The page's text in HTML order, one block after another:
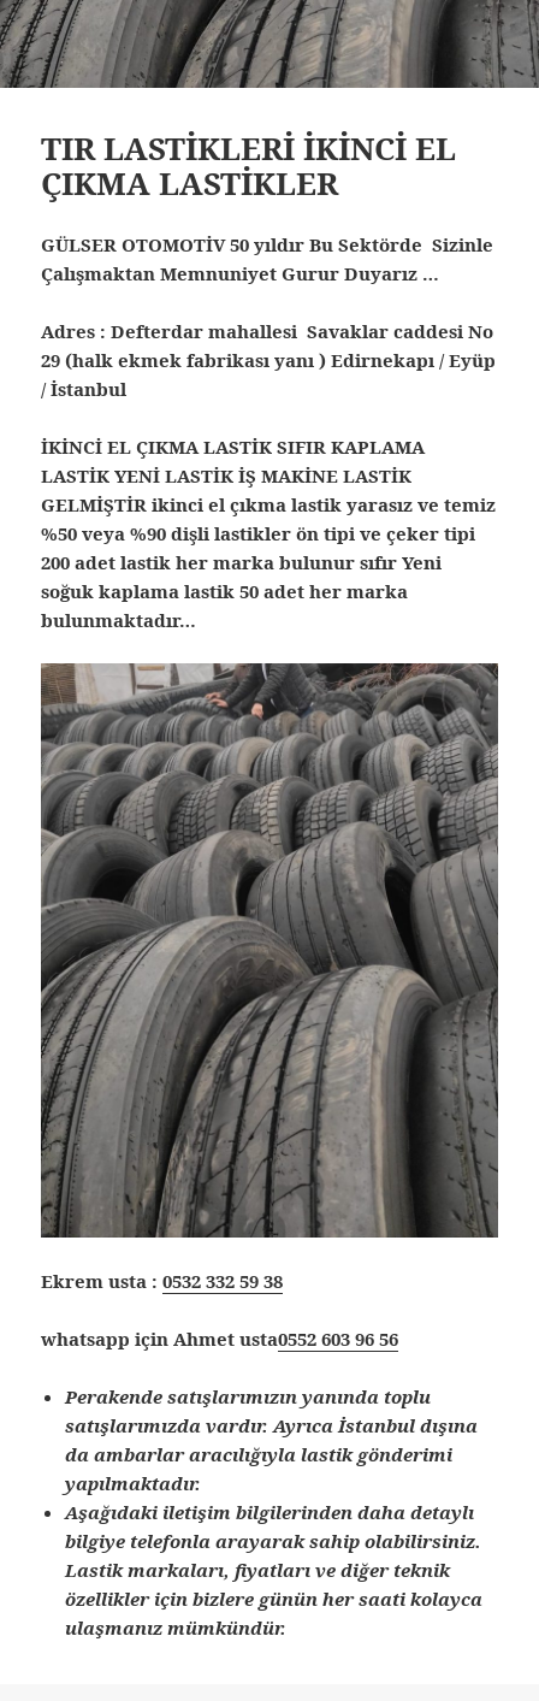
TIR LASTİKLERİ İKİNCİ EL
ÇIKMA LASTİKLER
GÜLSER OTOMOTİV 50 yıldır Bu Sektörde Sizinle
Çalışmaktan Memnuniyet Gurur Duyarız …
Adres : Defterdar mahallesi Savaklar caddesi No
29 (halk ekmek fabrikası yanı ) Edirnekapı / Eyüp
/ İstanbul
İKİNCİ EL ÇIKMA LASTİK SIFIR KAPLAMA
LASTİK YENİ LASTİK İŞ MAKİNE LASTİK
GELMİŞTİR ikinci el çıkma lastik yarasız ve temiz
%50 veya %90 dişli lastikler ön tipi ve çeker tipi
200 adet lastik her marka bulunur sıfır Yeni
soğuk kaplama lastik 50 adet her marka
bulunmaktadır…
Ekrem usta :0532 332 59 38
whatsapp için Ahmet usta0552 603 96 56
Perakende satışlarımızın yanında toplu
satışlarımızda vardır. Ayrıca İstanbul dışına
da ambarlar aracılığıyla lastik gönderimi
yapılmaktadır.
Aşağıdaki iletişim bilgilerinden daha detaylı
bilgiye telefonla arayarak sahip olabilirsiniz.
Lastik markaları, fiyatları ve diğer teknik
özellikler için bizlere günün her saati kolayca
ulaşmanız mümkündür.